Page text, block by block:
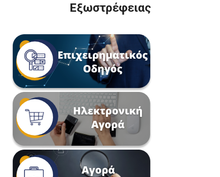
Εξωστρέφειας